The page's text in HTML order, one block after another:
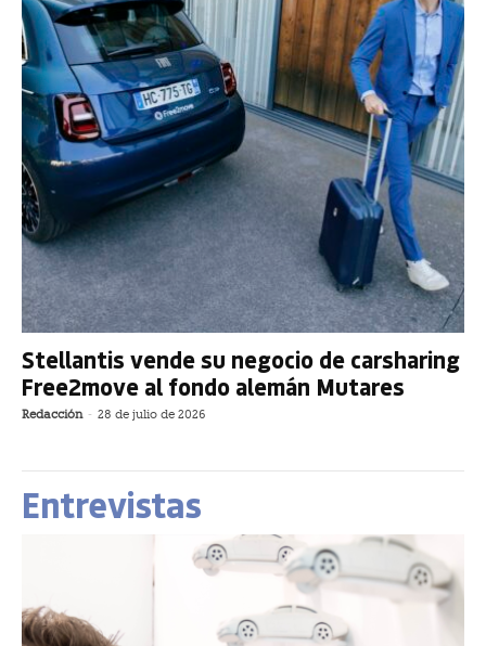
Stellantis vende su negocio de carsharing
Free2move al fondo alemán Mutares
Redacción - 28 de julio de 2026
Entrevistas